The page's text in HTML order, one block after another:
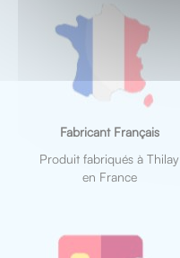
Fabricant Français
Produit fabriqués à Thilay
en France